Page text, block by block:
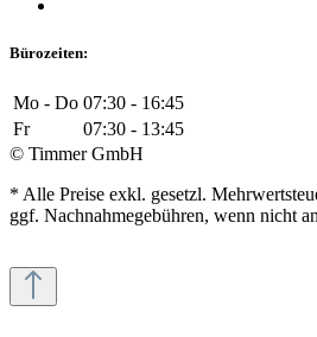
Bürozeiten:
Mo - Do 07:30 - 16:45
Fr
07:30 - 13:45
© Timmer GmbH
* Alle Preise exkl. gesetzl.
ggf. Nachnahmegebühren, wenn nicht